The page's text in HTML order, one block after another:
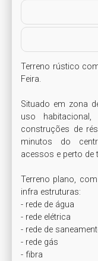
Terreno rústico
Feira.
Situado em zona
uso habitacional,
construções de
minutos do
acessos e perto
Terreno plano,
infra estruturas:
- rede de água
- rede elétrica
- rede de
- rede gás
- fibra